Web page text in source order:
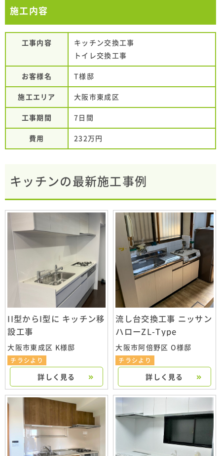
施工内容
工事内容
キッチン交換工事
トイレ交換工事
お客様名 T様邸
施工エリア 大阪市東成区
工事期間 7日間
費用 232万円
キッチンの最新施工事例
II型からI型に キッチン移
設工事
大阪市東成区 K様邸
チラシより
詳しく見る
流し台交換工事 ニッサン
ハローZL-Type
大阪市阿倍野区 O様邸
チラシより
詳しく見る